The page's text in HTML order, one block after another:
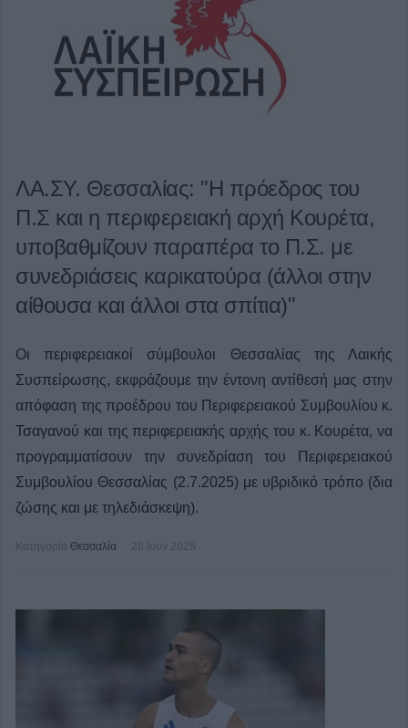
ΛΑ.ΣΥ. Θεσσαλίας: "Η πρόεδρος του
Π.Σ και η περιφερειακή αρχή Κουρέτα,
υποβαθμίζουν παραπέρα το Π.Σ. με
συνεδριάσεις καρικατούρα (άλλοι στην
αίθουσα και άλλοι στα σπίτια)"
Οι περιφερειακοί σύμβουλοι Θεσσαλίας της Λαικής
Συσπείρωσης, εκφράζουμε την έντονη αντίθεσή μας στην
απόφαση της προέδρου του Περιφερειακού Συμβουλίου κ.
Τσαγανού και της περιφερειακής αρχής του κ. Κουρέτα, να
προγραμματίσουν την συνεδρίαση του Περιφερειακού
Συμβουλίου Θεσσαλίας (2.7.2025) με υβριδικό τρόπο (δια
ζώσης και με τηλεδιάσκεψη).
Κατηγορία Θεσσαλία 28 Ιουν 2025